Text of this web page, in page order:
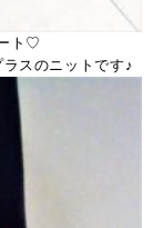
ト♡
スのニットです♪